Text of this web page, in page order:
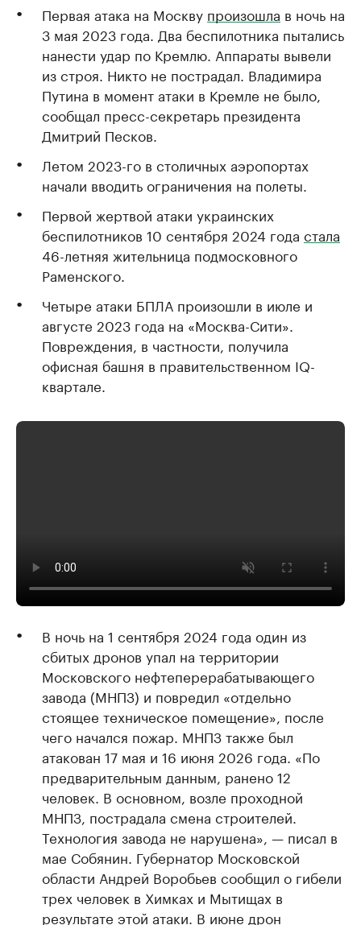
Первая атака на Москву произошла в ночь на
3 мая 2023 года. Два беспилотника пытались
нанести удар по Кремлю. Аппараты вывели
из строя. Никто не пострадал. Владимира
Путина в момент атаки в Кремле не было,
сообщал пресс-секретарь президента
Дмитрий Песков.
Летом 2023-го в столичных аэропортах
начали вводить ограничения на полеты.
Первой жертвой атаки украинских
беспилотников 10 сентября 2024 года стала
46-летняя жительница подмосковного
Раменского.
Четыре атаки БПЛА произошли в июле и
августе 2023 года на «Москва-Сити».
Повреждения, в частности, получила
офисная башня в правительственном IQ-
квартале.
В ночь на 1 сентября 2024 года один из
сбитых дронов упал на территории
Московского нефтеперерабатывающего
завода (МНПЗ) и повредил «отдельно
стоящее техническое помещение», после
чего начался пожар. МНПЗ также был
атакован 17 мая и 16 июня 2026 года. «По
предварительным данным, ранено 12
человек. В основном, возле проходной
МНПЗ, пострадала смена строителей.
Технология завода не нарушена», — писал в
мае Собянин. Губернатор Московской
области Андрей Воробьев сообщил о гибели
трех человек в Химках и Мытищах в
результате этой атаки. В июне дрон